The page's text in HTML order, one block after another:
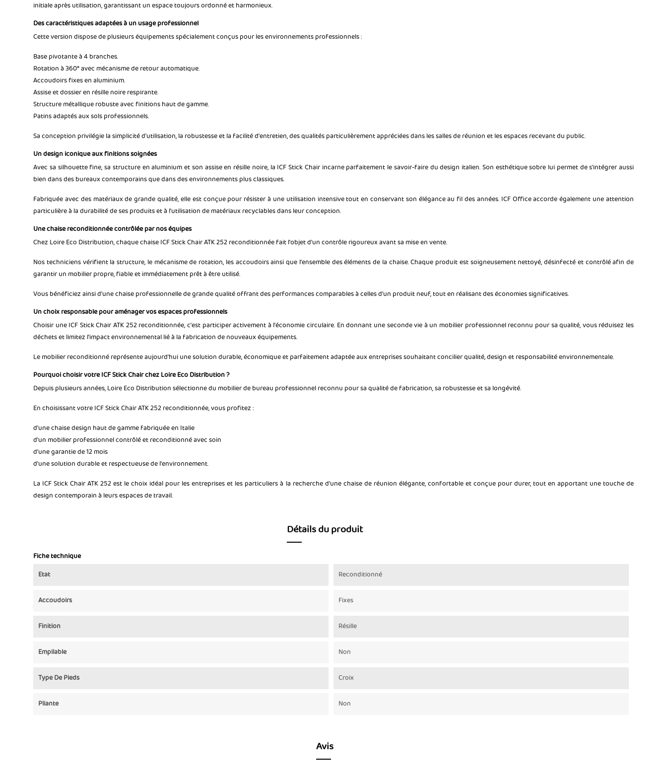
initiale après utilisation, garantissant un espace toujours ordonné et harmonieux.
Des caractéristiques adaptées à un usage professionnel
Cette version dispose de plusieurs équipements spécialement conçus pour les environnements professionnels :
Base pivotante à 4 branches.
Rotation à 360° avec mécanisme de retour automatique.
Accoudoirs fixes en aluminium.
Assise et dossier en résille noire respirante.
Structure métallique robuste avec finitions haut de gamme.
Patins adaptés aux sols professionnels.
Sa conception privilégie la simplicité d'utilisation, la robustesse et la facilité d'entretien, des qualités particulièrement appréciées dans les salles de réunion et les espaces recevant du public.
Un design iconique aux finitions soignées
Avec sa silhouette fine, sa structure en aluminium et son assise en résille noire, la ICF Stick Chair incarne parfaitement le savoir-faire du design italien. Son esthétique sobre lui permet de s'intégrer aussi
bien dans des bureaux contemporains que dans des environnements plus classiques.
Fabriquée avec des matériaux de grande qualité, elle est conçue pour résister à une utilisation intensive tout en conservant son élégance au fil des années. ICF Office accorde également une attention
particulière à la durabilité de ses produits et à l'utilisation de matériaux recyclables dans leur conception.
Une chaise reconditionnée contrôlée par nos équipes
Chez Loire Eco Distribution, chaque chaise ICF Stick Chair ATK 252 reconditionnée fait l'objet d'un contrôle rigoureux avant sa mise en vente.
Nos techniciens vérifient la structure, le mécanisme de rotation, les accoudoirs ainsi que l'ensemble des éléments de la chaise. Chaque produit est soigneusement nettoyé, désinfecté et contrôlé afin de
garantir un mobilier propre, fiable et immédiatement prêt à être utilisé.
Vous bénéficiez ainsi d'une chaise professionnelle de grande qualité offrant des performances comparables à celles d'un produit neuf, tout en réalisant des économies significatives.
Un choix responsable pour aménager vos espaces professionnels
Choisir une ICF Stick Chair ATK 252 reconditionnée, c'est participer activement à l'économie circulaire. En donnant une seconde vie à un mobilier professionnel reconnu pour sa qualité, vous réduisez les
déchets et limitez l'impact environnemental lié à la fabrication de nouveaux équipements.
Le mobilier reconditionné représente aujourd'hui une solution durable, économique et parfaitement adaptée aux entreprises souhaitant concilier qualité, design et responsabilité environnementale.
Pourquoi choisir votre ICF Stick Chair chez Loire Eco Distribution ?
Depuis plusieurs années, Loire Eco Distribution sélectionne du mobilier de bureau professionnel reconnu pour sa qualité de fabrication, sa robustesse et sa longévité.
En choisissant votre ICF Stick Chair ATK 252 reconditionnée, vous profitez :
d'une chaise design haut de gamme fabriquée en Italie
d'un mobilier professionnel contrôlé et reconditionné avec soin
d'une garantie de 12 mois
d'une solution durable et respectueuse de l'environnement.
La ICF Stick Chair ATK 252 est le choix idéal pour les entreprises et les particuliers à la recherche d'une chaise de réunion élégante, confortable et conçue pour durer, tout en apportant une touche de
design contemporain à leurs espaces de travail.
Détails du produit
Fiche technique
Etat
Reconditionné
Accoudoirs Fixes
Finition Résille
Empilable Non
Type De Pieds Croix
Pliante Non
Avis